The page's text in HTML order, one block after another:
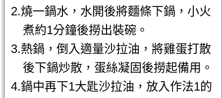
2.燒一鍋水，水開後將麵條下鍋，小火
煮約1分鐘後撈出裝碗。
3.熱鍋，倒入適量沙拉油，將雞蛋打散
後下鍋炒散，蛋絲凝固後撈起備用。
4.鍋中再下1大匙沙拉油，放入作法1的